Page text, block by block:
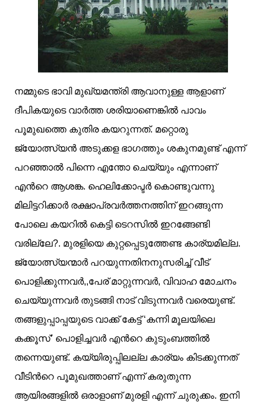
നമ്മുടെ ഭാവി മുഖ്യമന്ത്രി ആവാനുള്ള ആളാണ്‌
ദീപികയുടെ വാര്‍ത്ത ശരിയാണെങ്കില്‍ പാവം
പൂമുഖത്തെ കുതിര കയറുന്നത്. മറ്റൊരു
ജ്യോത്സ്യന്‍ അടുക്കള ഭാഗത്തും ശകുനമുണ്ട്‌ എന്ന്
പറഞ്ഞാല്‍ പിന്നെ എന്തോ ചെയ്യും എന്നാണ്
എന്‍റെ ആശങ്ക. ഹെലിക്കോപ്ടര്‍ കൊണ്ടുവന്നു
മിലിട്ടറിക്കാര്‍ രക്ഷാപ്രവര്‍ത്തനത്തിന് ഇറങ്ങുന്ന
പോലെ കയറില്‍ കെട്ടി ടെറസില്‍ ഇറങ്ങേണ്ടി
വരില്ലേ?. മുരളിയെ കുറ്റപ്പെടുത്തേണ്ട കാര്യമില്ല.
ജ്യോത്സ്യന്മാര്‍ പറയുന്നതിനനുസരിച്ച് വീട്
പൊളിക്കുന്നവര്‍,,പേര് മാറ്റുന്നവര്‍, വിവാഹ മോചനം
ചെയ്യുന്നവര്‍ തുടങ്ങി നാട് വിടുന്നവര്‍ വരെയുണ്ട്.
തങ്ങളുപ്പാപ്പയുടെ വാക്ക് കേട്ട് ‘കന്നി മൂലയിലെ
കക്കൂസ്’ പൊളിച്ചവര്‍ എന്‍റെ കുടുംബത്തില്‍
തന്നെയുണ്ട്. കയ്യിരുപ്പിലല്ല കാര്യം കിടക്കുന്നത്
വീടിന്‍റെ പൂമുഖത്താണ് എന്ന് കരുതുന്ന
ആയിരങ്ങളില്‍ ഒരാളാണ് മുരളി എന്ന് ചുരുക്കം. ഇനി